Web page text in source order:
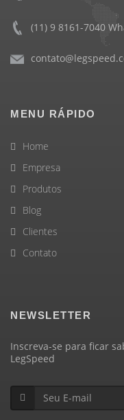
(11) 9 8161-7040
MENU RÁPIDO
Home
Empresa
Produtos
Blog
Clientes
Contato
NEWSLETTER
Inscreva-se para ficar
LegSpeed